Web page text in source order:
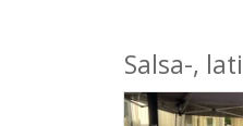
Salsa-,